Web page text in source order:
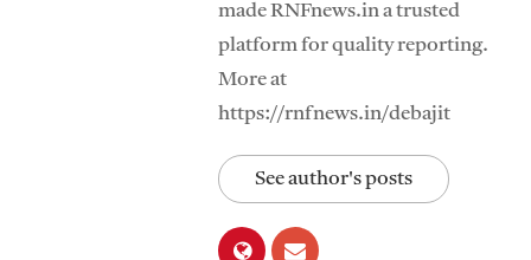
made RNFnews.in a trusted
platform for quality reporting.
More at
https://rnfnews.in/debajit
See author's posts